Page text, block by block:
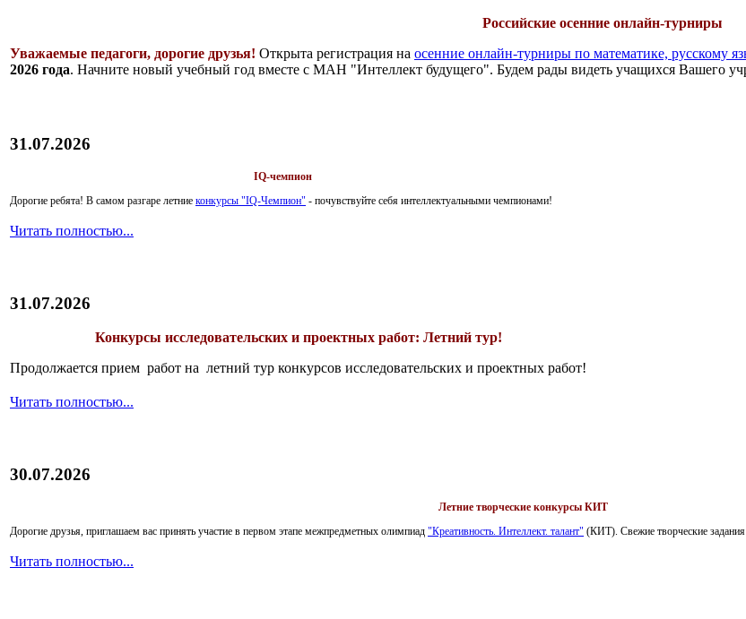
Российские осенние онлайн-турниры
Уважаемые педагоги, дорогие друзья! Открыта регистрация на осенние онлайн-турниры по математике, русскому
2026 года. Начните новый учебный год вместе с МАН "Интеллект будущего". Будем рады видеть учащихся Вашего
31.07.2026
IQ-чемпион
Дорогие ребята! В самом разгаре летние конкурсы "IQ-Чемпион" - почувствуйте себя интеллектуальными чемпионами!
Читать полностью...
31.07.2026
Конкурсы исследовательских и проектных работ: Летний тур!
Продолжается прием работ на летний тур конкурсов исследовательских и проектных работ!
Читать полностью...
30.07.2026
Летние творческие конкурсы КИТ
Дорогие друзья, приглашаем вас принять участие в первом этапе межпредметных олимпиад "Креативность. Интеллект. талант" (КИТ). Свежие творческие задания
Читать полностью...